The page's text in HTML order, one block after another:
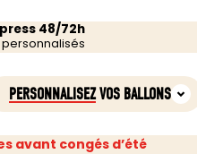
48/72h
PERSONNALISEZVOS BALLONS
avant congés d’été